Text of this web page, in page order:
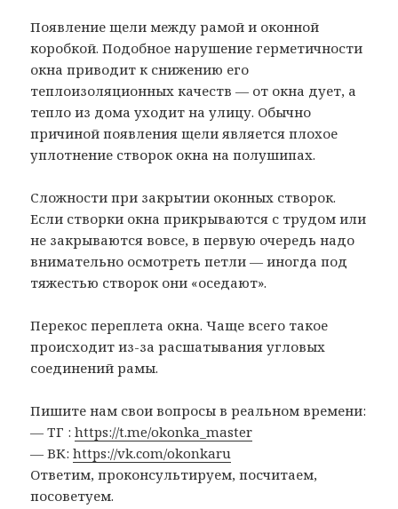
Появление щели между рамой и оконной
коробкой. Подобное нарушение герметичности
окна приводит к снижению его
теплоизоляционных качеств — от окна дует, а
тепло из дома уходит на улицу. Обычно
причиной появления щели является плохое
уплотнение створок окна на полушипах.
Сложности при закрытии оконных створок.
Если створки окна прикрываются с трудом или
не закрываются вовсе, в первую очередь надо
внимательно осмотреть петли — иногда под
тяжестью створок они «оседают».
Перекос переплета окна. Чаще всего такое
происходит из-за расшатывания угловых
соединений рамы.
Пишите нам свои вопросы в реальном времени:
— ТГ :https://t.me/okonka_master
— ВК:https://vk.com/okonkaru
Ответим, проконсультируем, посчитаем,
посоветуем.